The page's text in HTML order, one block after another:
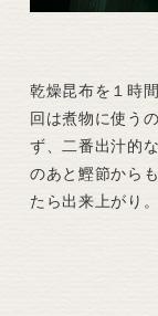
乾燥昆布を１時
回は煮物に使う
ず、二番出汁的
のあと鰹節から
たら出来上がり。